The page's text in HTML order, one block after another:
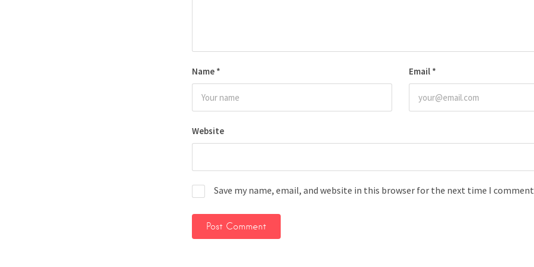
Name * Email *
Website
Save my name, email, and website in this browser for the next time I